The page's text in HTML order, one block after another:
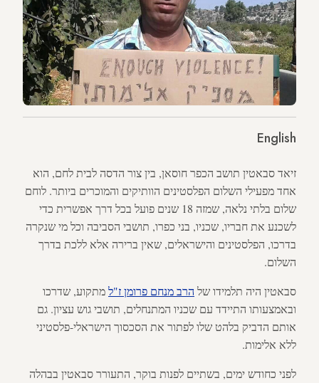
English
זיאד סבאטין תושב הכפר חוסאן, בין צור הדסה לבית לחם, הוא
אחד מפעילי השלום הפלסטינים הוותיקים והמוכרים ביותר. לוחם
שלום בלתי נלאה, שמזה 18 שנים פועל בכל דרך אפשרית כדי
לשכנע את חבריו, שכניו, בני כפרו, תושבי הסביבה וכל מי שנקרה
בדרכו, הפלסטינים והישראלים, שאין ברירה אלא ללכת בדרך
השלום.
סבאטין היה תלמידו של הרב מנחם פרומן ז"למתקוע, שדרכו
ובאמצעותו התיידד עם שכניו המתנחלים, תושבי גוש עציון. גם
אותם הדביק בלהט שלו לפתור את הסכסוך הישראלי-פלסטיני
ללא אלימות.
לפני כחודש ימים, בשתיים לפנות בוקר, התעורר סבאטין בבהלה